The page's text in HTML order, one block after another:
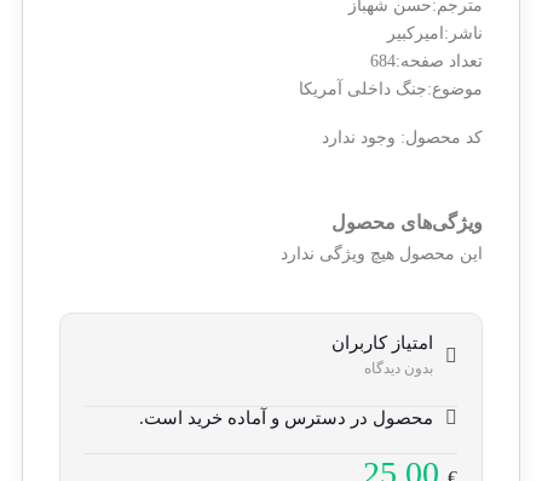
مترجم:حسن شهباز
ناشر:امیرکبیر
تعداد صفحه:684
موضوع:جنگ داخلی آمریکا
کد محصول: وجود ندارد
ویژگی‌های محصول
این محصول هیچ ویژگی ندارد
امتیاز کاربران
بدون دیدگاه
محصول در دسترس و آماده خرید است.
25,00